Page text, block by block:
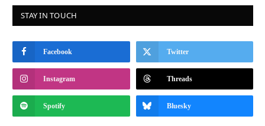
STAY IN TOUCH
Facebook Twitter
Instagram Threads
Spotify Bluesky